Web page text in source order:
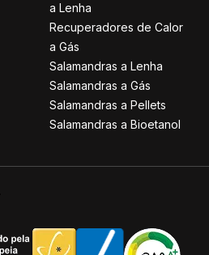
a Lenha
Recuperadores de Calor
a Gás
Salamandras a Lenha
Salamandras a Gás
Salamandras a Pellets
Salamandras a Bioetanol